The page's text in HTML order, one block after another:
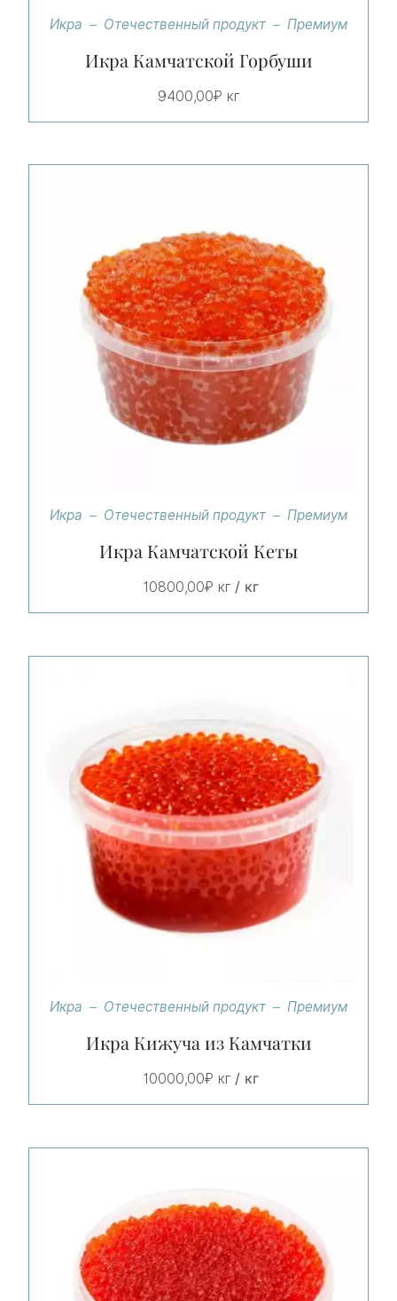
Икра Отечественный продукт Премиум
Икра Камчатской Горбуши
9400,00₽ кг
Икра Отечественный продукт Премиум
Икра Камчатской Кеты
10800,00₽ кг / кг
Икра Отечественный продукт Премиум
Икра Кижуча из Камчатки
10000,00₽ кг / кг